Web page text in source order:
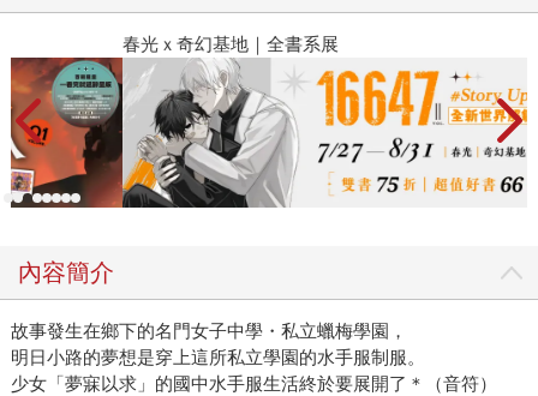
春光ｘ奇幻基地｜全書系展
內容簡介
故事發生在鄉下的名門女子中學・私立蠟梅學園，
明日小路的夢想是穿上這所私立學園的水手服制服。
少女「夢寐以求」的國中水手服生活終於要展開了＊（音符）